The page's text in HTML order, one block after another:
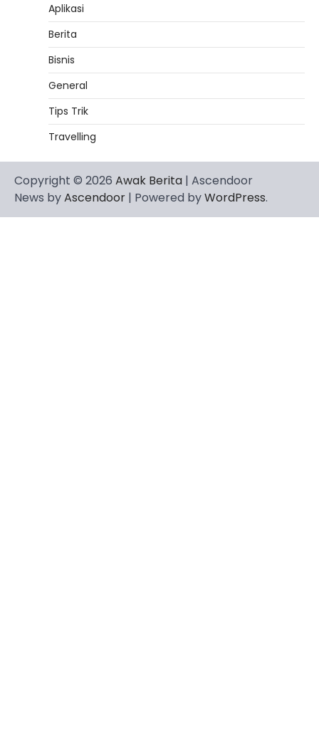
Aplikasi
Berita
Bisnis
General
Tips Trik
Travelling
Copyright © 2026 Awak Berita | Ascendoor
News byAscendoor | Powered byWordPress.